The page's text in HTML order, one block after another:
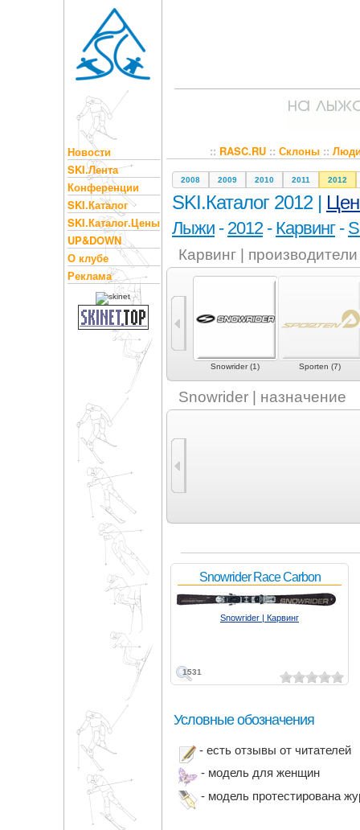
Новости
SKI.Лента
Конференции
SKI.Каталог
SKI.Каталог.Цены
UP&DOWN
О клубе
Реклама
:: RASC.RU:: Склоны::
2008 2009 2010 2011 2012
SKI.Каталог 2012 |
Лыжи - 2012- Карвинг-
Карвинг | производители
SkiLogik (2) Snowrider (1) Sporten (7)
Snowrider | назначение
1531
Snowrider Race Carbon
Snowrider | Карвинг
Условные обозначения
- есть отзывы от читателей
- модель для женщин
- модель протестирована